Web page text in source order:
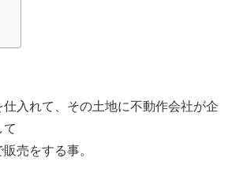
入れて、その土地に不動作会社が企
て
売をする事。